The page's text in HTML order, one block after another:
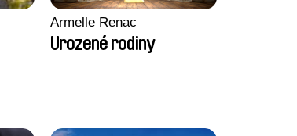
Armelle Renac
Urozené rodiny